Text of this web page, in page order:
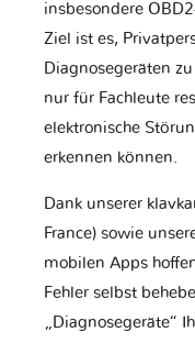
insbesondere
Ziel ist es,
Diagnosegeräten
nur für Fachleute
elektronische
erkennen können.
Dank unserer
France) sowie
mobilen Apps
Fehler selbst
„Diagnosegeräte“